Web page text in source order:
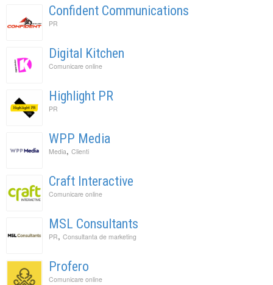
Confident Communications
PR
Digital Kitchen
Comunicare online
Highlight PR
PR
WPP Media
Media, Clienti
Craft Interactive
Comunicare online
MSL Consultants
PR, Consultanta de marketing
Profero
Comunicare online